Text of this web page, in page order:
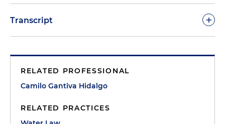
Transcript +
sobre el Plan Nacional de Desarrollo para los años
2022 a 2026 y su impacto alrededor del agua. Yo
oficina de Bogotá. Nuevamente nos acompaña el
RELATED PROFESSIONAL
Camilo Gantiva Hidalgo
RELATED PRACTICES